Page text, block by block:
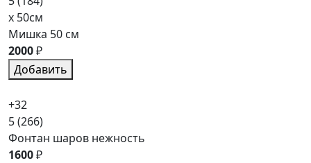
x 50см
Мишка 50 см
2000₽
Добавить
+32
5(266)
Фонтан шаров нежность
1600₽